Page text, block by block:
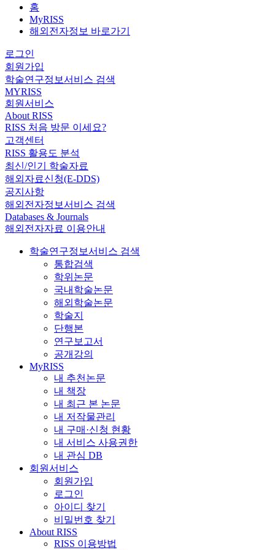
홈
MyRISS
해외전자정보 바로가기
로그인
회원가입
학술연구정보서비스 검색
MYRISS
회원서비스
About RISS
RISS 처음 방문 이세요?
고객센터
RISS 활용도 분석
최신/인기 학술자료
해외자료신청(E-DDS)
공지사항
해외전자정보서비스 검색
Databases & Journals
해외전자자료 이용안내
학술연구정보서비스 검색
통합검색
학위논문
국내학술논문
해외학술논문
학술지
단행본
연구보고서
공개강의
MyRISS
내 추천논문
내 책장
내 최근 본 논문
내 저작물관리
내 구매·신청 현황
내 서비스 사용권한
내 관심 DB
회원서비스
회원가입
로그인
아이디 찾기
비밀번호 찾기
About RISS
RISS 이용방법